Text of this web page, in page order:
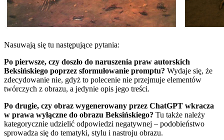
Nasuwają się tu następujące pytania:
Po pierwsze, czy doszło do naruszenia praw autorskich
Beksińskiego poprzez sformułowanie promptu? Wydaje się, że
zdecydowanie nie, gdyż to polecenie nie przejmuje elementów
twórczych z obrazu, a jedynie opis jego treści.
Po drugie, czy obraz wygenerowany przez ChatGPT wkracza
w prawa wyłączne do obrazu Beksińskiego? Tu także należy
kategorycznie udzielić odpowiedzi negatywnej – podobieństwo
sprowadza się do tematyki, stylu i nastroju obrazu.